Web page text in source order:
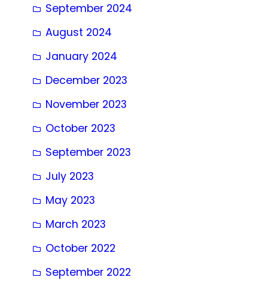
September 2024
August 2024
January 2024
December 2023
November 2023
October 2023
September 2023
July 2023
May 2023
March 2023
October 2022
September 2022